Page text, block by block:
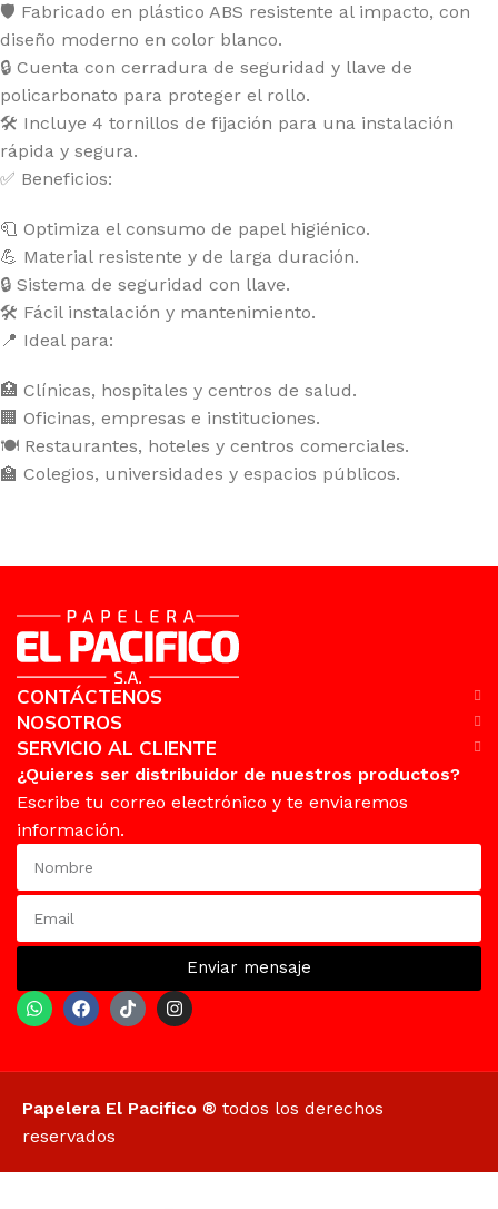
🛡️ Fabricado en plástico ABS resistente al impacto, con
diseño moderno en color blanco.
🔒 Cuenta con cerradura de seguridad y llave de
policarbonato para proteger el rollo.
🛠️ Incluye 4 tornillos de fijación para una instalación
rápida y segura.
✅ Beneficios:
🧻 Optimiza el consumo de papel higiénico.
💪 Material resistente y de larga duración.
🔒 Sistema de seguridad con llave.
🛠️ Fácil instalación y mantenimiento.
📍 Ideal para:
🏥 Clínicas, hospitales y centros de salud.
🏢 Oficinas, empresas e instituciones.
🍽️ Restaurantes, hoteles y centros comerciales.
🏫 Colegios, universidades y espacios públicos.
CONTÁCTENOS
NOSOTROS
SERVICIO AL CLIENTE
¿Quieres ser distribuidor de nuestros productos?
Escribe tu correo electrónico y te enviaremos
información.
Enviar mensaje
Papelera El Pacifico ® todos los derechos
reservados